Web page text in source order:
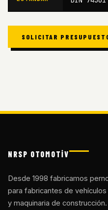
SOLICITAR
NRSP OTOMOTİV
Desde 1998 fabricamos
para fabricantes de
y maquinaria de